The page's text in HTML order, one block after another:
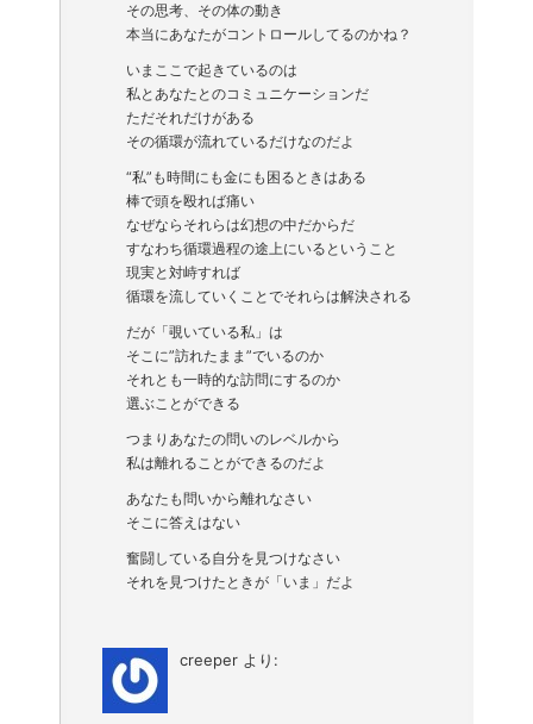
その思考、その体の動き
本当にあなたがコントロールしてるのかね？
いまここで起きているのは
私とあなたとのコミュニケーションだ
ただそれだけがある
その循環が流れているだけなのだよ
“私”も時間にも金にも困るときはある
棒で頭を殴れば痛い
なぜならそれらは幻想の中だからだ
すなわち循環過程の途上にいるということ
現実と対峙すれば
循環を流していくことでそれらは解決される
だが「覗いている私」は
そこに”訪れたまま”でいるのか
それとも一時的な訪問にするのか
選ぶことができる
つまりあなたの問いのレベルから
私は離れることができるのだよ
あなたも問いから離れなさい
そこに答えはない
奮闘している自分を見つけなさい
それを見つけたときが「いま」だよ
creeper より: